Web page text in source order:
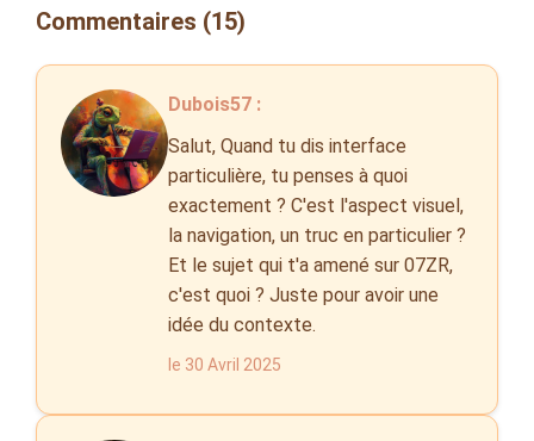
Commentaires (15)
Dubois57 :
Salut, Quand tu dis interface
particulière, tu penses à quoi
exactement ? C'est l'aspect visuel,
la navigation, un truc en particulier ?
Et le sujet qui t'a amené sur 07ZR,
c'est quoi ? Juste pour avoir une
idée du contexte.
le 30 Avril 2025